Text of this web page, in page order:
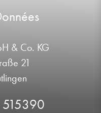
& Co. KG
21
515390